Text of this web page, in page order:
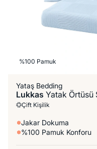
%100 Pamuk
Yataş Bedding
Lukkas Yatak Örtüsü
Çift Kişilik
Jakar Dokuma
%100 Pamuk Konforu